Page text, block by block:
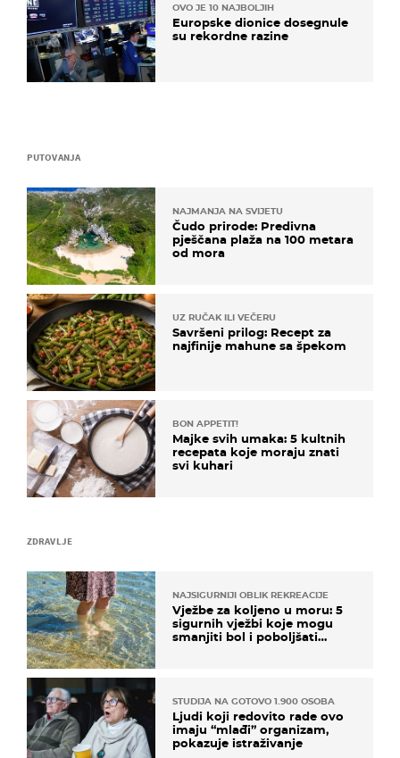
ZDRAVLJE
NAJSIGURNIJI OBLIK REKREACIJE
Vježbe za koljeno u moru: 5
sigurnih vježbi koje mogu
smanjiti bol i poboljšati
STUDIJA NA GOTOVO 1.900 OSOBA
Ljudi koji redovito rade ovo
imaju “mlađi” organizam,
pokazuje istraživanje
PUTOVANJA
NAJMANJA NA SVIJETU
Čudo prirode: Predivna
pješčana plaža na 100 metara
od mora
UZ RUČAK ILI VEČERU
Savršeni prilog: Recept za
najfinije mahune sa špekom
BON APPETIT!
Majke svih umaka: 5 kultnih
recepata koje moraju znati
svi kuhari
OVO JE 10 NAJBOLJIH
Europske dionice dosegnule
su rekordne razine